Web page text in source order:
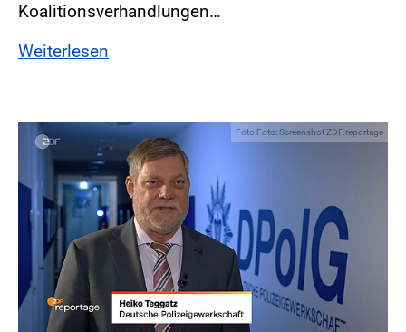
Koalitionsverhandlungen…
Weiterlesen
Foto:Foto: Screenshot ZDF.reportage